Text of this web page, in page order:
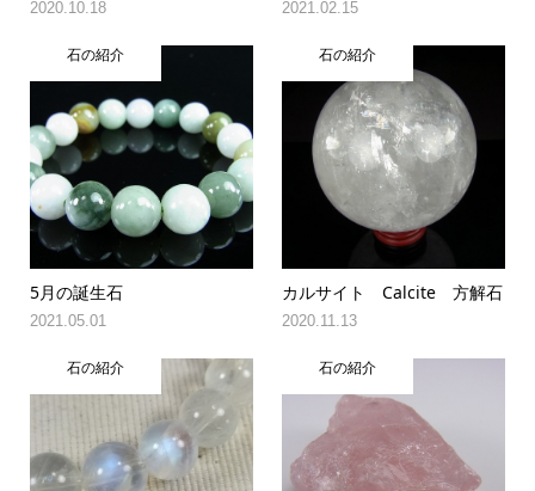
2020.10.18 2021.02.15
石の紹介
5月の誕生石
2021.05.01
石の紹介
カルサイト Calcite 方解石
2020.11.13
石の紹介 石の紹介